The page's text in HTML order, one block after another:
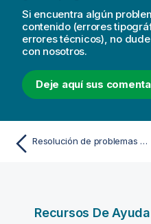
Si encuentra algún
contenido (errores
errores técnicos), no
con nosotros.
Deje aquí sus
Resolución de problemas en las alertas
Recursos De Ayuda